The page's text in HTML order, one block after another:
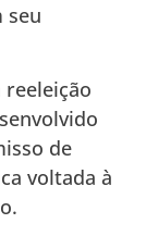
seu
reeleição
de
voltada à